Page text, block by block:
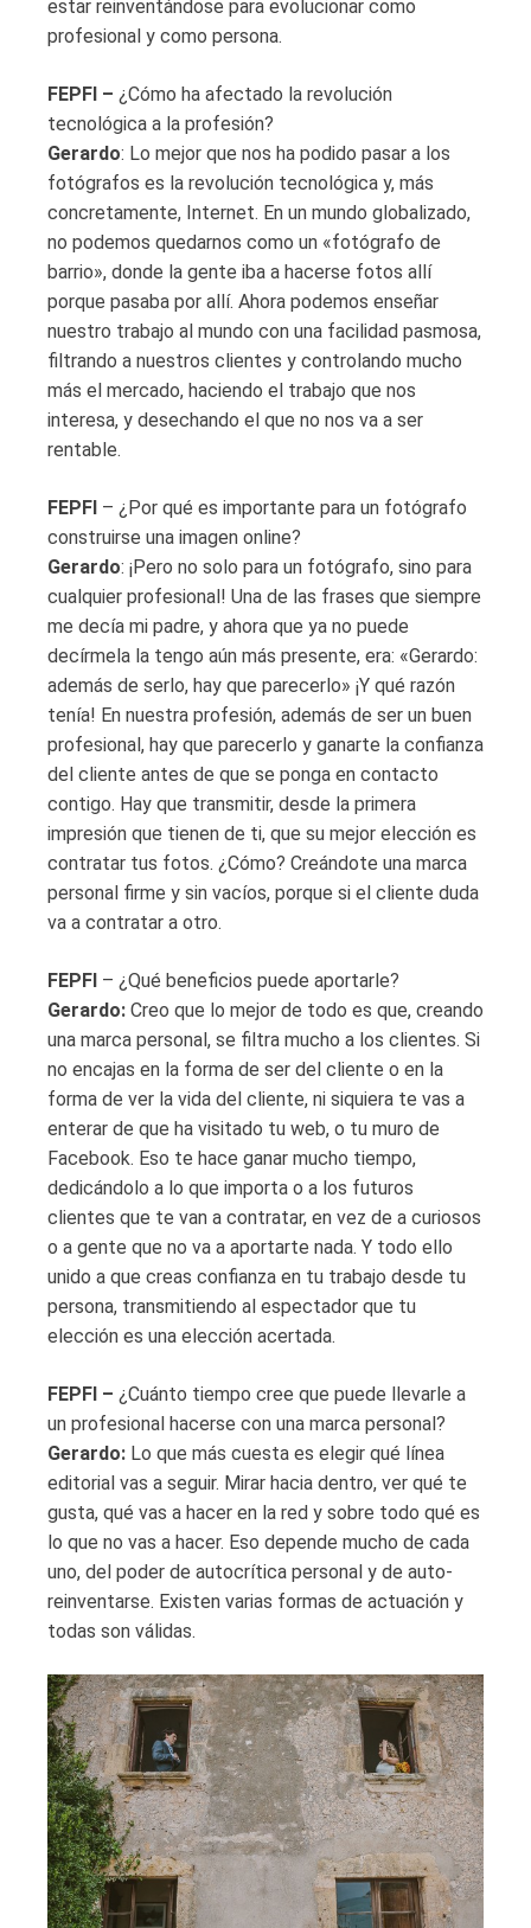
estar reinventándose para evolucionar como
profesional y como persona.
FEPFI – ¿Cómo ha afectado la revolución
tecnológica a la profesión?
Gerardo: Lo mejor que nos ha podido pasar a los
fotógrafos es la revolución tecnológica y, más
concretamente, Internet. En un mundo globalizado,
no podemos quedarnos como un «fotógrafo de
barrio», donde la gente iba a hacerse fotos allí
porque pasaba por allí. Ahora podemos enseñar
nuestro trabajo al mundo con una facilidad pasmosa,
filtrando a nuestros clientes y controlando mucho
más el mercado, haciendo el trabajo que nos
interesa, y desechando el que no nos va a ser
rentable.
FEPFI – ¿Por qué es importante para un fotógrafo
construirse una imagen online?
Gerardo: ¡Pero no solo para un fotógrafo, sino para
cualquier profesional! Una de las frases que siempre
me decía mi padre, y ahora que ya no puede
decírmela la tengo aún más presente, era: «Gerardo:
además de serlo, hay que parecerlo» ¡Y qué razón
tenía! En nuestra profesión, además de ser un buen
profesional, hay que parecerlo y ganarte la confianza
del cliente antes de que se ponga en contacto
contigo. Hay que transmitir, desde la primera
impresión que tienen de ti, que su mejor elección es
contratar tus fotos. ¿Cómo? Creándote una marca
personal firme y sin vacíos, porque si el cliente duda
va a contratar a otro.
FEPFI – ¿Qué beneficios puede aportarle?
Gerardo: Creo que lo mejor de todo es que, creando
una marca personal, se filtra mucho a los clientes. Si
no encajas en la forma de ser del cliente o en la
forma de ver la vida del cliente, ni siquiera te vas a
enterar de que ha visitado tu web, o tu muro de
Facebook. Eso te hace ganar mucho tiempo,
dedicándolo a lo que importa o a los futuros
clientes que te van a contratar, en vez de a curiosos
o a gente que no va a aportarte nada. Y todo ello
unido a que creas confianza en tu trabajo desde tu
persona, transmitiendo al espectador que tu
elección es una elección acertada.
FEPFI – ¿Cuánto tiempo cree que puede llevarle a
un profesional hacerse con una marca personal?
Gerardo: Lo que más cuesta es elegir qué línea
editorial vas a seguir. Mirar hacia dentro, ver qué te
gusta, qué vas a hacer en la red y sobre todo qué es
lo que no vas a hacer. Eso depende mucho de cada
uno, del poder de autocrítica personal y de auto-
reinventarse. Existen varias formas de actuación y
todas son válidas.